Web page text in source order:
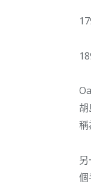
稱
個